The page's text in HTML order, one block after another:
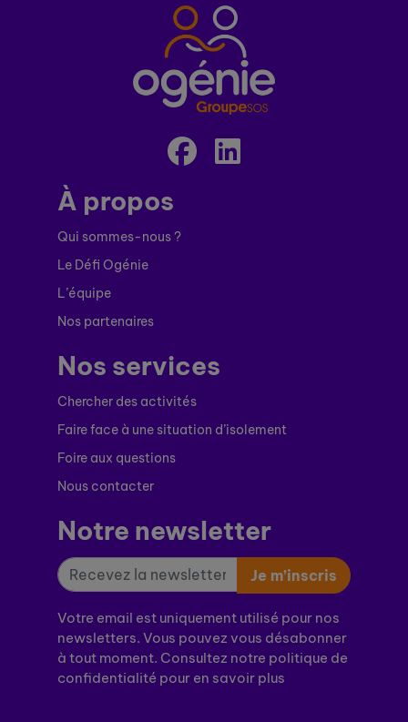
À propos
Qui sommes-nous ?
Le Défi Ogénie
L’équipe
Nos partenaires
Nos services
Chercher des activités
Faire face à une situation d’isolement
Foire aux questions
Nous contacter
Notre newsletter
Je m’inscris
Votre email est uniquement utilisé pour nos
newsletters. Vous pouvez vous désabonner
à tout moment. Consultez notre politique de
confidentialité pour en savoir plus